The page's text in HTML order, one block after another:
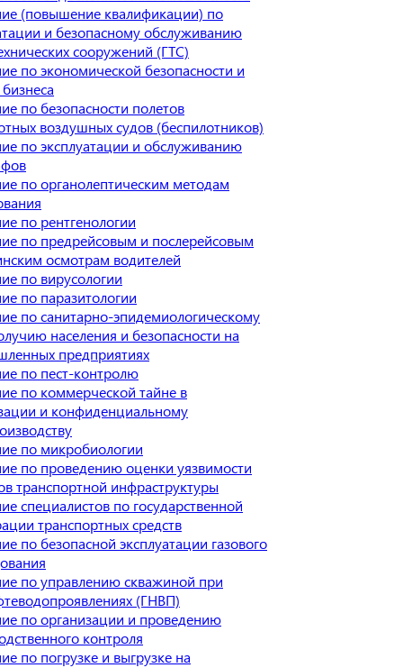
(повышение квалификации) по
и безопасному обслуживанию
сооружений (ГТС)
по экономической безопасности и
по безопасности полетов
воздушных судов (беспилотников)
по эксплуатации и обслуживанию
по органолептическим методам
по рентгенологии
по предрейсовым и послерейсовым
осмотрам водителей
по вирусологии
по паразитологии
по санитарно-эпидемиологическому
населения и безопасности на
предприятиях
по пест-контролю
по коммерческой тайне в
и конфиденциальному
по микробиологии
по проведению оценки уязвимости
транспортной инфраструктуры
специалистов по государственной
транспортных средств
по безопасной эксплуатации газового
по управлению скважиной при
(ГНВП)
по организации и проведению
контроля
по погрузке и выгрузке на